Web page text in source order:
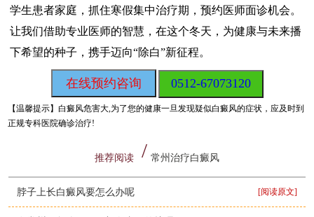
学生患者家庭，抓住寒假集中治疗期，预约医师面诊机会。
让我们借助专业医师的智慧，在这个冬天，为健康与未来播
下希望的种子，携手迈向“除白”新征程。
在线预约咨询 0512-67073120
【温馨提示】白癜风危害大,为了您的健康一旦发现疑似白癜风的症状，应及时到
正规专科医院确诊治疗!
推荐阅读 常州治疗白癜风
脖子上长白癜风要怎么办呢 [阅读原文]